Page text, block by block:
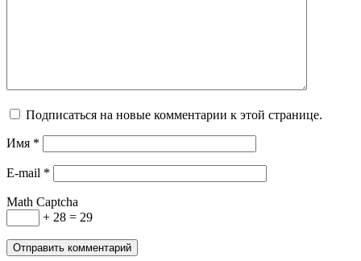
Подписаться на новые комментарии к этой странице.
Имя *
E-mail *
Math Captcha
+ 28 = 29